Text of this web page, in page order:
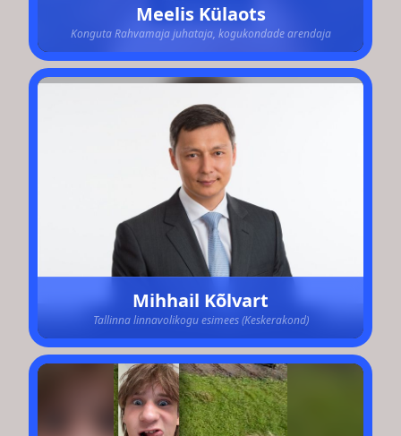
Meelis Külaots
Konguta Rahvamaja juhataja, kogukondade arendaja
Mihhail Kõlvart
Tallinna linnavolikogu esimees (Keskerakond)